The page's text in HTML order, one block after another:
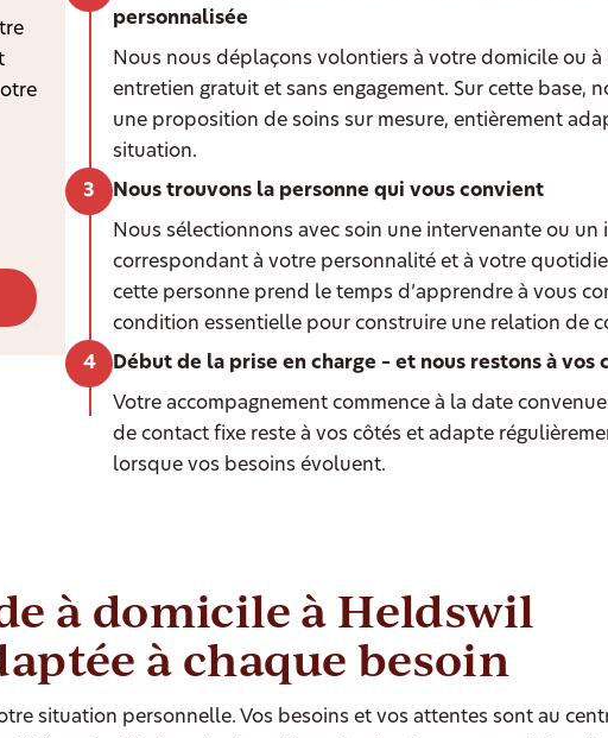
personnalisée
Nous nous déplaçons volontiers à votre domicile ou
entretien gratuit et sans engagement. Sur cette base,
une proposition de soins sur mesure, entièrement
situation.
Nous trouvons la personne qui vous convient
Nous sélectionnons avec soin une intervenante ou un
correspondant à votre personnalité et à votre
cette personne prend le temps d’apprendre à vous
condition essentielle pour construire une relation de
Début de la prise en charge – et nous restons à vos
Votre accompagnement commence à la date
de contact fixe reste à vos côtés et adapte
lorsque vos besoins évoluent.
à domicile à Heldswil
à chaque besoin
situation personnelle. Vos besoins et vos attentes sont au